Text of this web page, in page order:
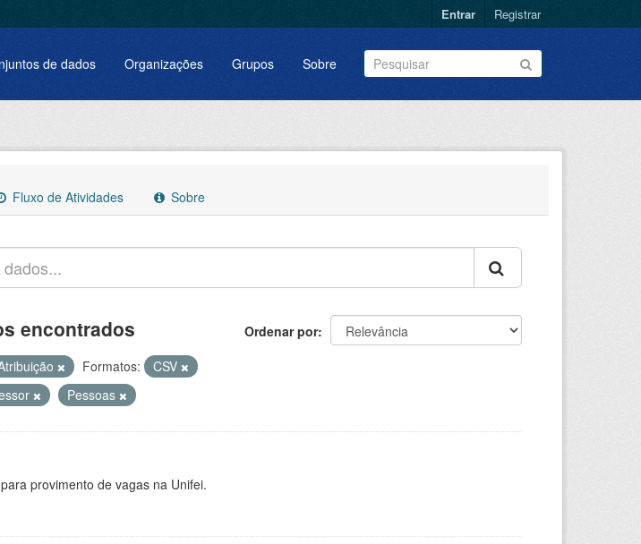
Entrar Registrar
de dados Organizações Grupos Sobre
Fluxo de Atividades Sobre
Ordenar por
encontrados
Formatos:
CSV
Pessoas
provimento de vagas na Unifei.